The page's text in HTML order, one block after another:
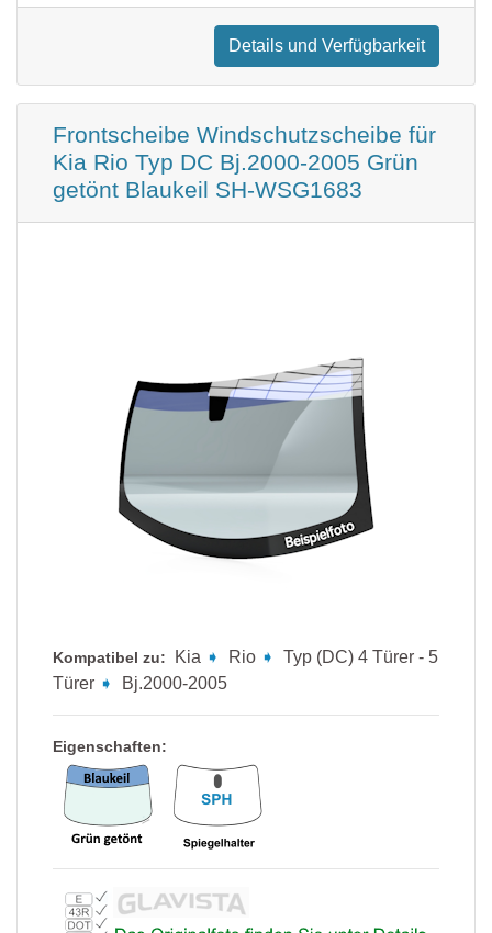
Details und Verfügbarkeit
Frontscheibe Windschutzscheibe für
Kia Rio Typ DC Bj.2000-2005 Grün
getönt Blaukeil SH-WSG1683
Kompatibel zu: Kia ➧ Rio ➧
Typ (DC) 4 Türer - 5
Türer ➧ Bj.2000-2005
Eigenschaften: